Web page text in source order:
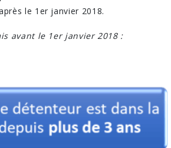
le 1er janvier 2018.
avant le 1er janvier 2018 :